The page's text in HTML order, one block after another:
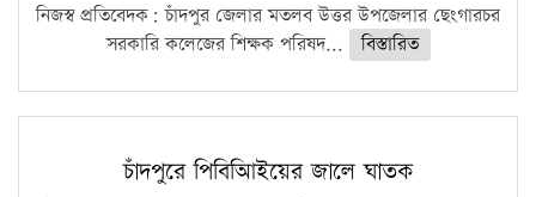
নিজস্ব প্রতিবেদক: চাঁদপুর জেলার মতলব উত্তর উপজেলার ছেংগারচর
সরকারি কলেজের শিক্ষক পরিষদ...
বিস্তারিত
চাঁদপুরে পিবিআিইয়ের জালে ঘাতক